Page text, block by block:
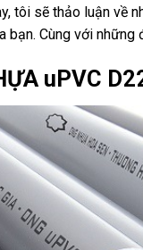
tôi sẽ thảo luận về
bạn. Cùng với những
uPVC